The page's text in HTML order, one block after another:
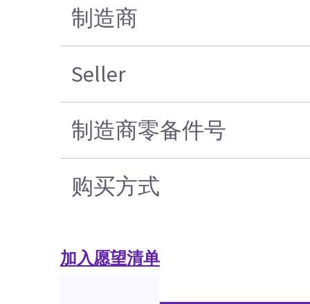
制造商
Seller
制造商零备件号
购买方式
加入愿望清单